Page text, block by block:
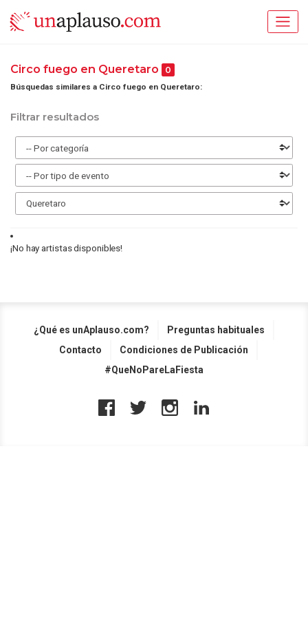
Circo fuego en Queretaro 0
Búsquedas similares a Circo fuego en Queretaro:
Filtrar resultados
¡No hay artistas disponibles!
¿Qué es unAplauso.com?
Preguntas habituales
Contacto
Condiciones de Publicación
#QueNoPareLaFiesta